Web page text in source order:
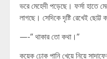
ভরে মেহেদী পড়েছে। ফর্সা হাতে
লাগছে। সেদিকে দৃষ্টি রেখেই
—-” থাকার তো কথা।”
কয়েক ঢোক পানি খেয়ে নিয়ে